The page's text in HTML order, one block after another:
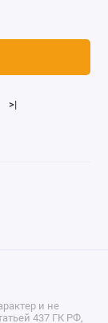
>|
и не
437 ГК РФ,